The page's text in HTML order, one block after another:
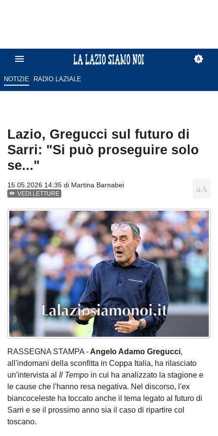
NOTIZIE RADIO LAZIALE
Lazio, Gregucci sul futuro di
Sarri: "Si può proseguire solo
se..."
15.05.2026 14:35 di Martina Barnabei
VEDI LETTURE
RASSEGNA STAMPA - Angelo Adamo Gregucci,
all'indomani della sconfitta in Coppa Italia, ha rilasciato
un'intervista al Il Tempo in cui ha analizzato la stagione e
le cause che l'hanno resa negativa. Nel discorso, l'ex
biancoceleste ha toccato anche il tema legato al futuro di
Sarri e se il prossimo anno sia il caso di ripartire col
toscano.